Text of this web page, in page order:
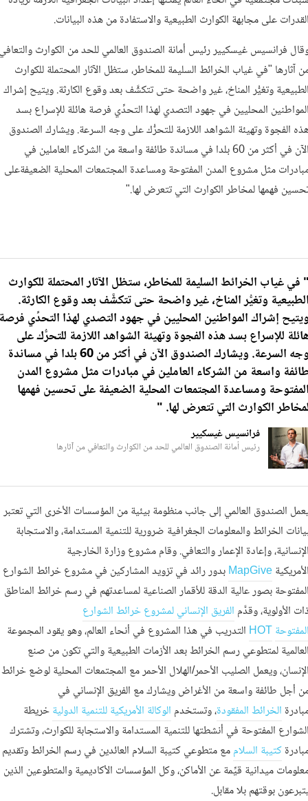
على مجابهة الكوارث الطبيعية والاستفادة من هذه البيانات.
فرانسيس غيسكيير رئيس أمانة الصندوق العالمي للحد من الكوارث
آثارها "في غياب الخرائط السليمة للمخاطر، ستظل الآثار المحتملة للكوارث
وتغيُّر المناخ، غير واضحة حتى تتكشَّف بعد وقوع الكارثة. ويتيح إشراك
المحليين في جهود التصدي لهذا التحدِّي فرصة هائلة للإسراع بسد
الفجوة وتهيئة الشواهد اللازمة للتحرُّك على وجه السرعة. ويشارك الصندوق
الآن في أكثر من 60 بلدا في مساندة طائفة واسعة من الشركاء العاملين في
مثل مشروع المدن المفتوحة ومساعدة المجتمعات المحلية الضعيفةعلى
فهمها لمخاطر الكوارث التي تتعرض لها."
في غياب الخرائط السليمة للمخاطر، ستظل الآثار المحتملة للكوارث
وتغيُّر المناخ، غير واضحة حتى تتكشَّف بعد وقوع الكارثة.
إشراك المواطنين المحليين في جهود التصدي لهذا التحدِّي
للإسراع بسد هذه الفجوة وتهيئة الشواهد اللازمة للتحرُّك على
وجه السرعة. ويشارك الصندوق الآن في أكثر من 60 بلدا في مساندة
واسعة من الشركاء العاملين في مبادرات مثل مشروع المدن
ومساعدة المجتمعات المحلية الضعيفة على تحسين فهمها
الكوارث التي تتعرض لها. "
فرانسيس غيسكيير
رئيس أمانة الصندوق العالمي للحد من الكوارث والتعافي من آثارها
الصندوق العالمي إلى جانب منظومة بيئية من المؤسسات الأخرى التي تعتبر
الخرائط والمعلومات الجغرافية ضرورية للتنمية المستدامة، والاستجابة
وإعادة الإعمار والتعافي. وقام مشروع وزارة الخارجية
MapGiveبدور رائد في تزويد المشاركين في مشروع خرائط الشوارع
بصور عالية الدقة للأقمار الصناعية لمساعدتهم في رسم خرائط المناطق
الأولوية، وقدَّم الفريق الإنساني لمشروع خرائط الشوارع
HOT التدريب في هذا المشروع في أنحاء العالم، وهو يقود المجموعة
لمتطوعي رسم الخرائط بعد الأزمات الطبيعية والتي تكون من صنع
ويعمل الصليب الأحمر/الهلال الأحمر مع المجتمعات المحلية لوضع خرائط
أجل طائفة واسعة من الأغراض ويشارك مع الفريق الإنساني في
الخرائط المفقودة، وتستخدم الوكالة الأمريكية للتنمية الدوليةخريطة
المفتوحة في أنشطتها للتنمية المستدامة والاستجابة للكوارث، وتشترك
كتيبة السلاممع متطوعي كتيبة السلام العائدين في رسم الخرائط وتقديم
ميدانية قيِّمة عن الأماكن، وكل المؤسسات الأكاديمية والمتطوعين الذين
بوقتهم بلا مقابل.